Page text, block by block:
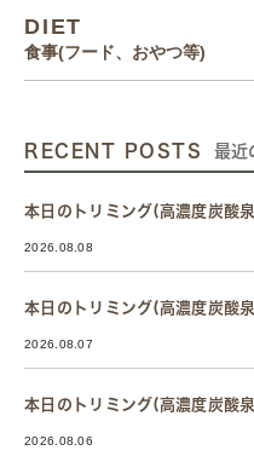
DIET
食事(フード、おやつ等)
RECENT POSTS 最近
本日のトリミング(高濃度炭酸
2026.08.08
本日のトリミング(高濃度炭酸
2026.08.07
本日のトリミング(高濃度炭酸
2026.08.06